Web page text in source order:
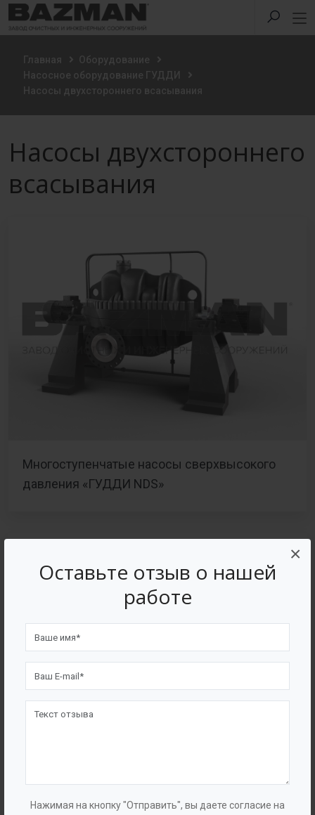
Оставьте отзыв о нашей
работе
Нажимая на кнопку "Отправить", вы даете согласие на
×
Главная
Оборудование
Насосное оборудование ГУДДИ
Насосы двухстороннего всасывания
Насосы двухстороннего
всасывания
Многоступенчатые насосы сверхвысокого
давления «ГУДДИ NDS»
всасывания «ГУДДИ NSC»